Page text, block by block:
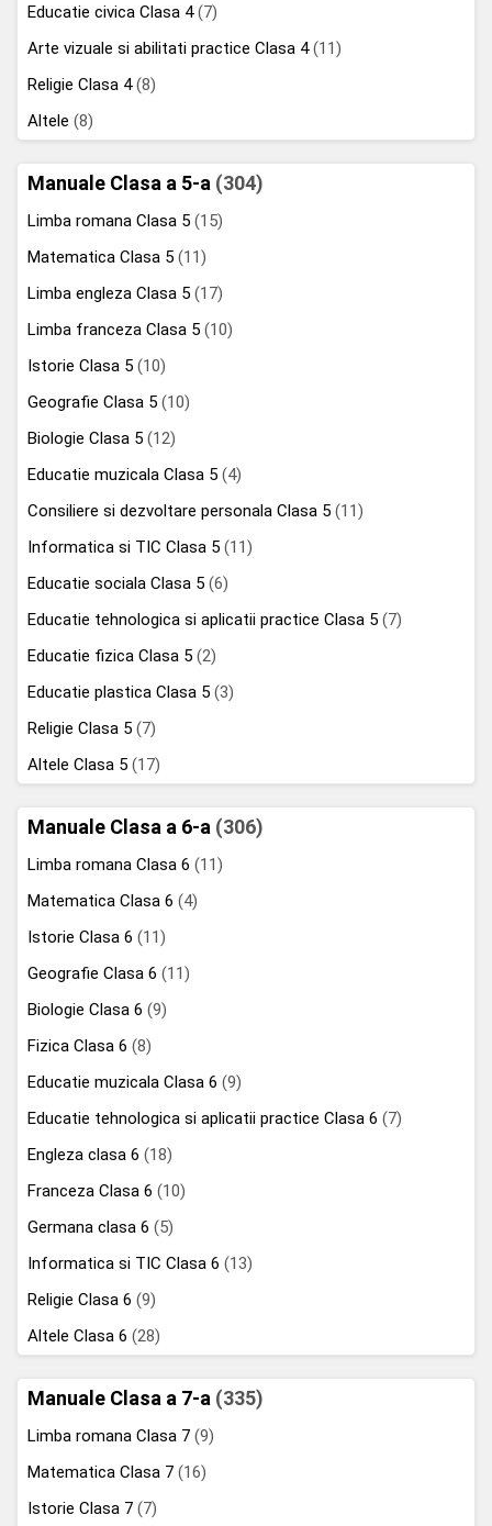
Educatie civica Clasa 4(7)
Arte vizuale si abilitati practice Clasa 4(11)
Religie Clasa 4(8)
Altele (8)
Manuale Clasa a 5-a (304)
Limba romana Clasa 5 (15)
Matematica Clasa 5 (11)
Limba engleza Clasa 5 (17)
Limba franceza Clasa 5 (10)
Istorie Clasa 5 (10)
Geografie Clasa 5 (10)
Biologie Clasa 5 (12)
Educatie muzicala Clasa 5 (4)
Consiliere si dezvoltare personala Clasa 5 (11)
Informatica si TIC Clasa 5 (11)
Educatie sociala Clasa 5 (6)
Educatie tehnologica si aplicatii practice Clasa 5 (7)
Educatie fizica Clasa 5 (2)
Educatie plastica Clasa 5 (3)
Religie Clasa 5 (7)
Altele Clasa 5 (17)
Manuale Clasa a 6-a (306)
Limba romana Clasa 6 (11)
Matematica Clasa 6 (4)
Istorie Clasa 6 (11)
Geografie Clasa 6 (11)
Biologie Clasa 6 (9)
Fizica Clasa 6 (8)
Educatie muzicala Clasa 6 (9)
Educatie tehnologica si aplicatii practice Clasa 6 (7)
Engleza clasa 6 (18)
Franceza Clasa 6 (10)
Germana clasa 6 (5)
Informatica si TIC Clasa 6 (13)
Religie Clasa 6 (9)
Altele Clasa 6 (28)
Manuale Clasa a 7-a (335)
Limba romana Clasa 7 (9)
Matematica Clasa 7 (16)
Istorie Clasa 7 (7)